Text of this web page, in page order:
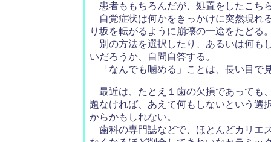
患者ももちろんだが、処置をしたこち
自覚症状は何かをきっかけに突然現れ
り坂を転がるように崩壊の一途をたどる
別の方法を選択したり、あるいは何も
いだろうか、自問自答する。
「なんでも噛める」ことは、長い目で
最近は、たとえ１歯の欠損であっても
題なければ、あえて何もしないという選
からかもしれない。
歯科の専門誌などで、ほとんどカリエ